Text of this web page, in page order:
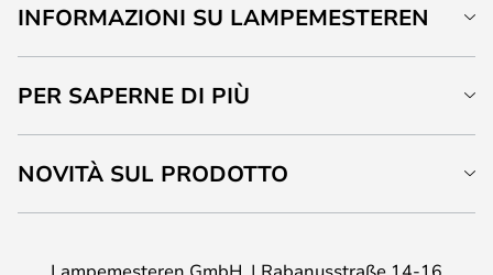
INFORMAZIONI SU LAMPEMESTEREN
PER SAPERNE DI PIÙ
NOVITÀ SUL PRODOTTO
Lampemesteren GmbH Rabanusstraße 14-16